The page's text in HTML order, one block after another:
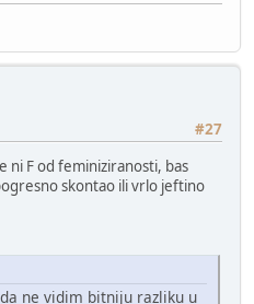
#27
ni F od feminiziranosti, bas
skontao ili vrlo jeftino
ne vidim bitniju razliku u